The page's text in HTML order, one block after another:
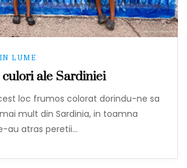
LUME
ale Sardiniei
loc frumos colorat dorindu-ne sa
mult din Sardinia, in toamna
au atras peretii…